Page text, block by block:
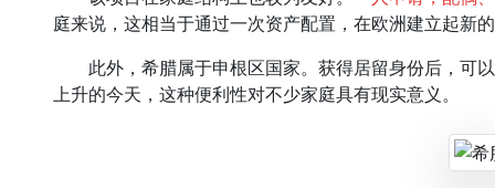
庭来说，这相当于通过一次资产配置，在欧洲建立起新
此外，希腊属于申根区国家。获得居留身份后，可
上升的今天，这种便利性对不少家庭具有现实意义。